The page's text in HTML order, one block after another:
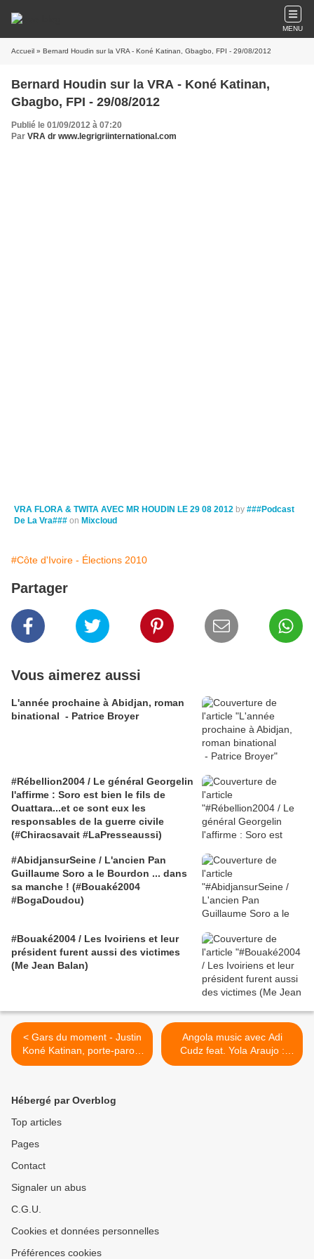
MENU
Accueil » Bernard Houdin sur la VRA - Koné Katinan, Gbagbo, FPI - 29/08/2012
Bernard Houdin sur la VRA - Koné Katinan,
Gbagbo, FPI - 29/08/2012
Publié le 01/09/2012 à 07:20
Par VRA dr www.legrigriinternational.com
VRA FLORA & TWITA AVEC MR HOUDIN LE 29 08 2012 by ###Podcast
De La Vra### on Mixcloud
#Côte d'Ivoire - Élections 2010
Partager
Vous aimerez aussi
L'année prochaine à Abidjan, roman
binational - Patrice Broyer
#Rébellion2004 / Le général Georgelin
l'affirme : Soro est bien le fils de
Ouattara...et ce sont eux les
responsables de la guerre civile
(#Chiracsavait #LaPresseaussi)
#AbidjansurSeine / L'ancien Pan
Guillaume Soro a le Bourdon ... dans
sa manche ! (#Bouaké2004
#BogaDoudou)
#Bouaké2004 / Les Ivoiriens et leur
président furent aussi des victimes
(Me Jean Balan)
< Gars du moment - Justin
Koné Katinan, porte-parole
de Gbagbo, cauchemar de
Angola music avec Adi
Cudz feat. Yola Araujo :
Coisa doida >
Hébergé par Overblog
Top articles
Pages
Contact
Signaler un abus
C.G.U.
Cookies et données personnelles
Préférences cookies